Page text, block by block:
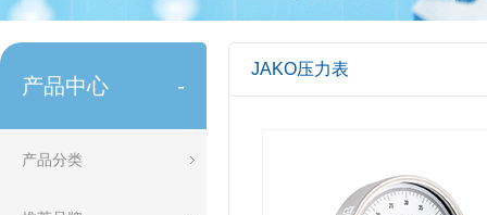
产品中心 -
产品分类
JAKO压力表